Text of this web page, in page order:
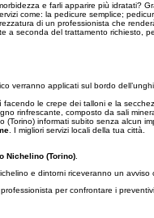
e farli apparire più idratati?
come: la pedicure semplice;
di un professionista che
a seconda del trattamento richiesto,
verranno applicati sul bordo
le crepe dei talloni e la
rinfrescante, composto da sali
(Torino) informati subito senza
. I migliori servizi locali della tua città.
Nichelino (Torino)
e dintorni riceveranno un
per confrontare i